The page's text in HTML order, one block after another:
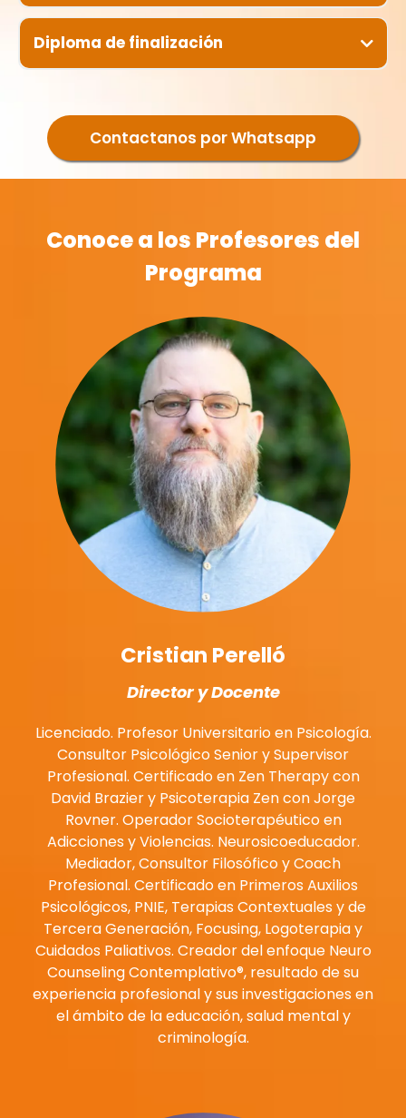
Diploma de finalización
Dasein Instituto
AEAPRO
– Asociación Euro Americana de Profesionales de
Ciencias Humanas, Coaching y Counseling
Contactanos por Whatsapp
Conoce a los Profesores del
Programa
Cristian Perelló
Director y Docente
Licenciado. Profesor Universitario en Psicología.
Consultor Psicológico Senior y Supervisor
Profesional. Certificado en Zen Therapy con
David Brazier y Psicoterapia Zen con Jorge
Rovner. Operador Socioterapéutico en
Adicciones y Violencias. Neurosicoeducador.
Mediador, Consultor Filosófico y Coach
Profesional. Certificado en Primeros Auxilios
Psicológicos, PNIE, Terapias Contextuales y de
Tercera Generación, Focusing, Logoterapia y
Cuidados Paliativos. Creador del enfoque Neuro
Counseling Contemplativo®, resultado de su
experiencia profesional y sus investigaciones en
el ámbito de la educación, salud mental y
criminología.